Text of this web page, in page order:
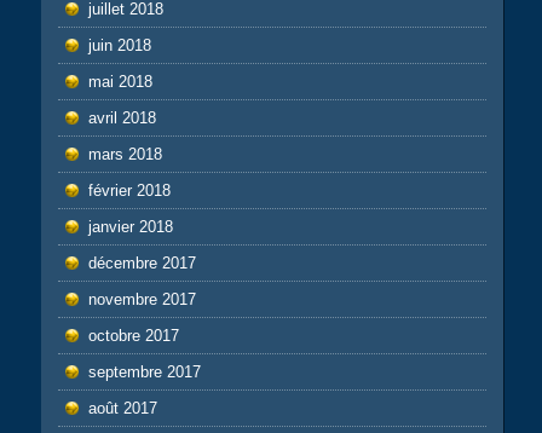
juillet 2018
juin 2018
mai 2018
avril 2018
mars 2018
février 2018
janvier 2018
décembre 2017
novembre 2017
octobre 2017
septembre 2017
août 2017